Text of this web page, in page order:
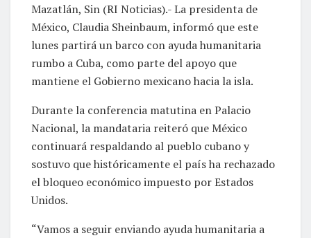
Mazatlán, Sin (RI Noticias).- La presidenta de
México, Claudia Sheinbaum, informó que este
lunes partirá un barco con ayuda humanitaria
rumbo a Cuba, como parte del apoyo que
mantiene el Gobierno mexicano hacia la isla.
Durante la conferencia matutina en Palacio
Nacional, la mandataria reiteró que México
continuará respaldando al pueblo cubano y
sostuvo que históricamente el país ha rechazado
el bloqueo económico impuesto por Estados
Unidos.
“Vamos a seguir enviando ayuda humanitaria a